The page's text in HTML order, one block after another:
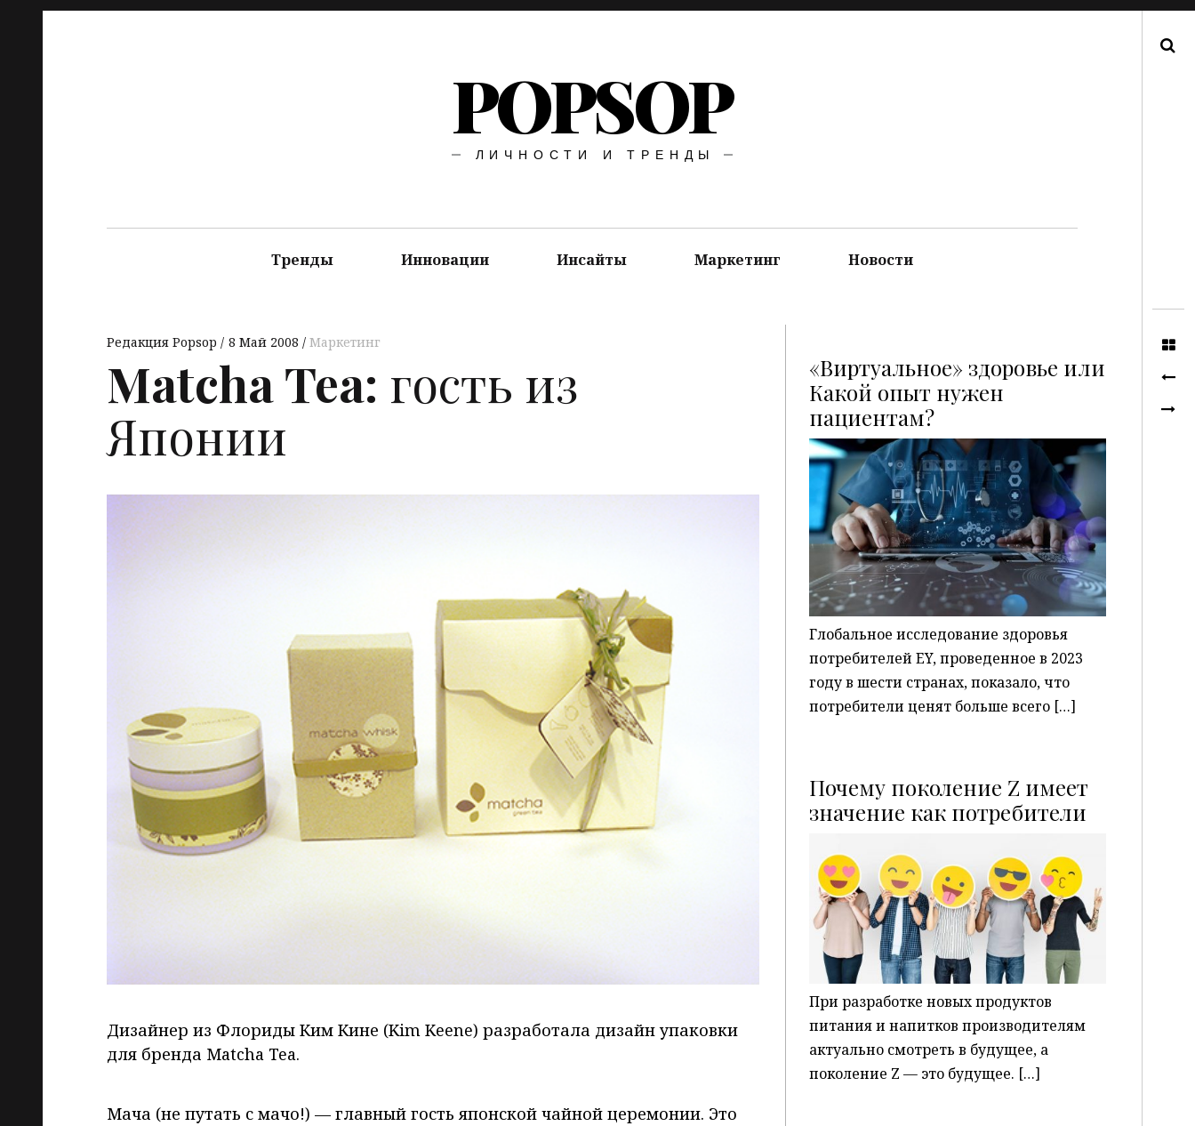
POPSOP
ЛИЧНОСТИ И ТРЕНДЫ
Тренды Инновации Инсайты Маркетинг Новости
Редакция Popsop 8 Май 2008 Маркетинг
Matcha Tea: гость из
Японии
Дизайнер из Флориды Ким Кине (Kim Keene) разработала дизайн упаковки
для бренда Matcha Tea.
Мача (не путать с мачо!) — главный гость японской чайной церемонии. Это
«Виртуальное» здоровье или
Какой опыт нужен
пациентам?P
Глобальное исследование здоровья
потребителей EY, проведенное в 2023
году в шести странах, показало, что
потребители ценят больше всего […]
Почему поколение Z имеет
значение как потребители
P
При разработке новых продуктов
питания и напитков производителям
актуально смотреть в будущее, а
поколение Z — это будущее. […]